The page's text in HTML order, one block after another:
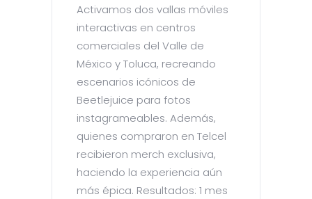
Activamos dos vallas móviles
interactivas en centros
comerciales del Valle de
México y Toluca, recreando
escenarios icónicos de
Beetlejuice para fotos
instagrameables. Además,
quienes compraron en Telcel
recibieron merch exclusiva,
haciendo la experiencia aún
más épica. Resultados: 1 mes